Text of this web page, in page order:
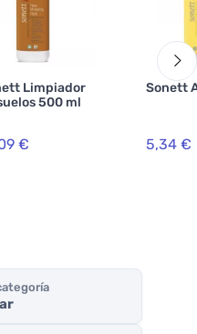
Limpiador
500 ml
€
Sonett
5,34 €